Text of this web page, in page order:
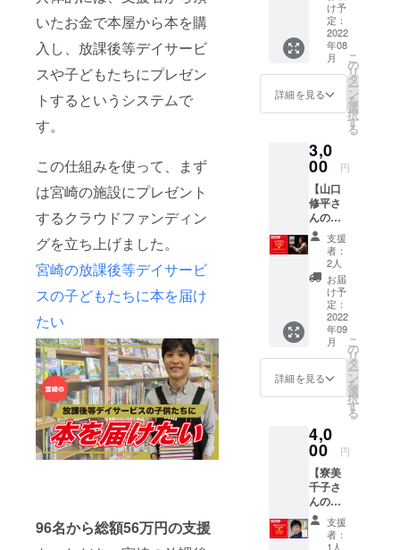
いたお金で本屋から本を購
入し、放課後等デイサービ
スや子どもたちにプレゼン
トするというシステムで
す。
この仕組みを使って、まず
は宮崎の施設にプレゼント
するクラウドファンディン
グを立ち上げました。
宮崎の放課後等デイサービ
スの子どもたちに本を届け
たい
96名から総額56万円の支援
視聴で
きない
方は
アーカ
イブ動
画も閲
覧でき
ありま
せん。
（正式
な日時
やプロ
グラム
は、決
まり次
第ご連
絡致し
ます）
☆プロ
フィー
ル☆
1955
京生ま
れ。
鏡花文
学賞受
賞を機
に、翌
年奈良
に転
居。
2007年
また、
寮美千
子さん
のweb
講演会
に参加
するこ
日時：
8/6(土）
14:00～
15:30頃
☆zoom
からの
参加
（講演
数日前
にメー
ルで
URLを
送りま
す）
※当日、
視聴で
きない
画も閲
覧でき
ます。
視聴の
期限は
ありま
せん。
（正式
山口修
平さん
著、
『プペ
ルバス
ストー
リー ―
想いを
カタチ
（幻冬
舎）を1
冊、購
入でき
ます。
また、
山口修
平さん
のweb
講演会
に参加
するこ
とがで
きま
す。 ☆
日時：
8/20(土
）14:00
～15:30
☆zoom
からの
参加
（講演
数日前
にメー
ルで
URLを
け予
定：
2022
年08
月
詳細を見る
こ
の
リ
タ
ー
ン
を
選
択
す
る
3,0
00 円
【山口
修平さ
んの本1
冊プレ
ゼント
&WEB
講演の
参加】
大阪府
内の施
設に山
口修平
さん
著、
『プペ
ルバス
リー ―
想いを
カタチ
に』
（幻冬
舎）を1
冊、プ
レゼン
トでき
支援
者：
2人
お届
け予
定：
2022
年09
月
詳細を見る
こ
の
リ
タ
ー
ン
を
選
択
す
る
4,0
00 円
【寮美
千子さ
んの本2
冊購入
&WEB
講演の
支援
者：
1人